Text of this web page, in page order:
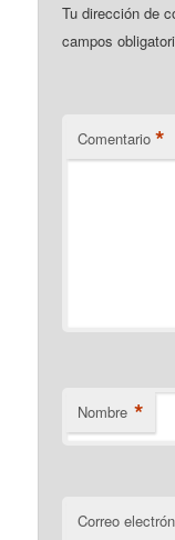
Tu dirección de
campos
Comentario *
Nombre *
Correo